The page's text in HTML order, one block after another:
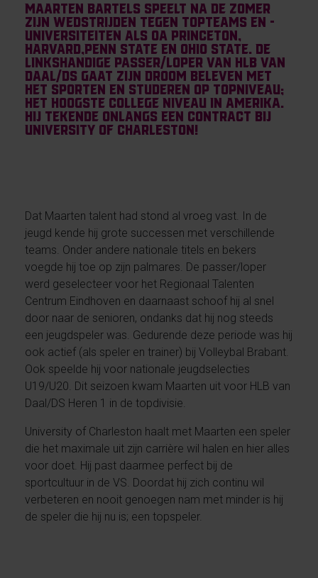
Maarten Bartels speelt na de zomer
zijn wedstrijden tegen topteams en -
universiteiten als oa Princeton,
Harvard,Penn State en Ohio State. De
linkshandige passer/loper van HLB van
Daal/DS gaat zijn droom beleven met
het sporten en studeren op topniveau;
het hoogste college niveau in Amerika.
Hij tekende onlangs een contract bij
University of Charleston!
Dat Maarten talent had stond al vroeg vast. In de
jeugd kende hij grote successen met verschillende
teams. Onder andere nationale titels en bekers
voegde hij toe op zijn palmares. De passer/loper
werd geselecteer voor het Regionaal Talenten
Centrum Eindhoven en daarnaast schoof hij al snel
door naar de senioren, ondanks dat hij nog steeds
een jeugdspeler was. Gedurende deze periode was hij
ook actief (als speler en trainer) bij Volleybal Brabant.
Ook speelde hij voor nationale jeugdselecties
U19/U20. Dit seizoen kwam Maarten uit voor HLB van
Daal/DS Heren 1 in de topdivisie.
University of Charleston haalt met Maarten een speler
die het maximale uit zijn carrière wil halen en hier alles
voor doet. Hij past daarmee perfect bij de
sportcultuur in de VS. Doordat hij zich continu wil
verbeteren en nooit genoegen nam met minder is hij
de speler die hij nu is; een topspeler.